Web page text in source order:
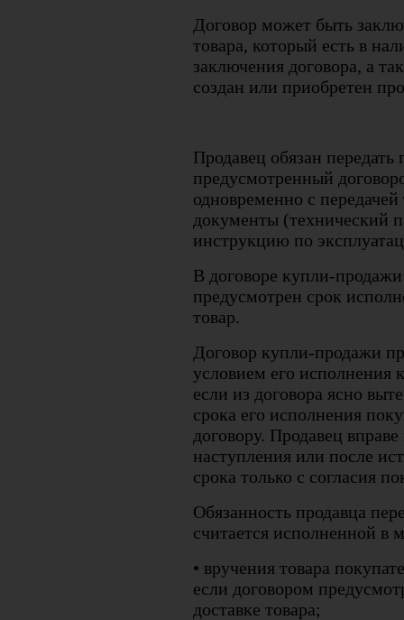
Договор может быть
товара, который есть в
заключения договора, а
создан или приобретен
Продавец обязан передать
предусмотренный
одновременно с
документы (технический
инструкцию по
В договоре купли-
предусмотрен срок
товар.
Договор купли-продажи
условием его исполнения
если из договора ясно
срока его исполнения
договору. Продавец
наступления или после
срока только с согласия
Обязанность продавца
считается исполненной в
• вручения товара
если договором
доставке товара;